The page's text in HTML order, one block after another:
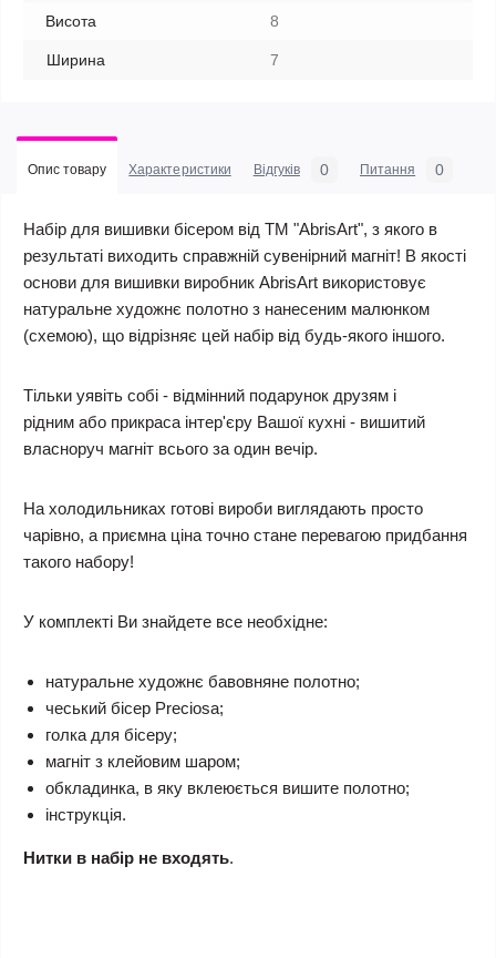
Висота 8
Ширина 7
Опис товару Характеристики Відгуків 0 Питання 0
Набір для вишивки бісером від ТМ "AbrisArt", з якого в
результаті виходить справжній сувенірний магніт! В якості
основи для вишивки виробник AbrisArt використовує
натуральне художнє полотно з нанесеним малюнком
(схемою), що відрізняє цей набір від будь-якого іншого.
Тільки уявіть собі - відмінний подарунок друзям і
рідним або прикраса інтер'єру Вашої кухні - вишитий
власноруч магніт всього за один вечір.
На холодильниках готові вироби виглядають просто
чарівно, а приємна ціна точно стане перевагою придбання
такого набору!
У комплекті Ви знайдете все необхідне:
натуральне художнє бавовняне полотно;
чеський бісер Preciosa;
голка для бісеру;
магніт з клейовим шаром;
обкладинка, в яку вклеюється вишите полотно;
інструкція.
Нитки в набір не входять.